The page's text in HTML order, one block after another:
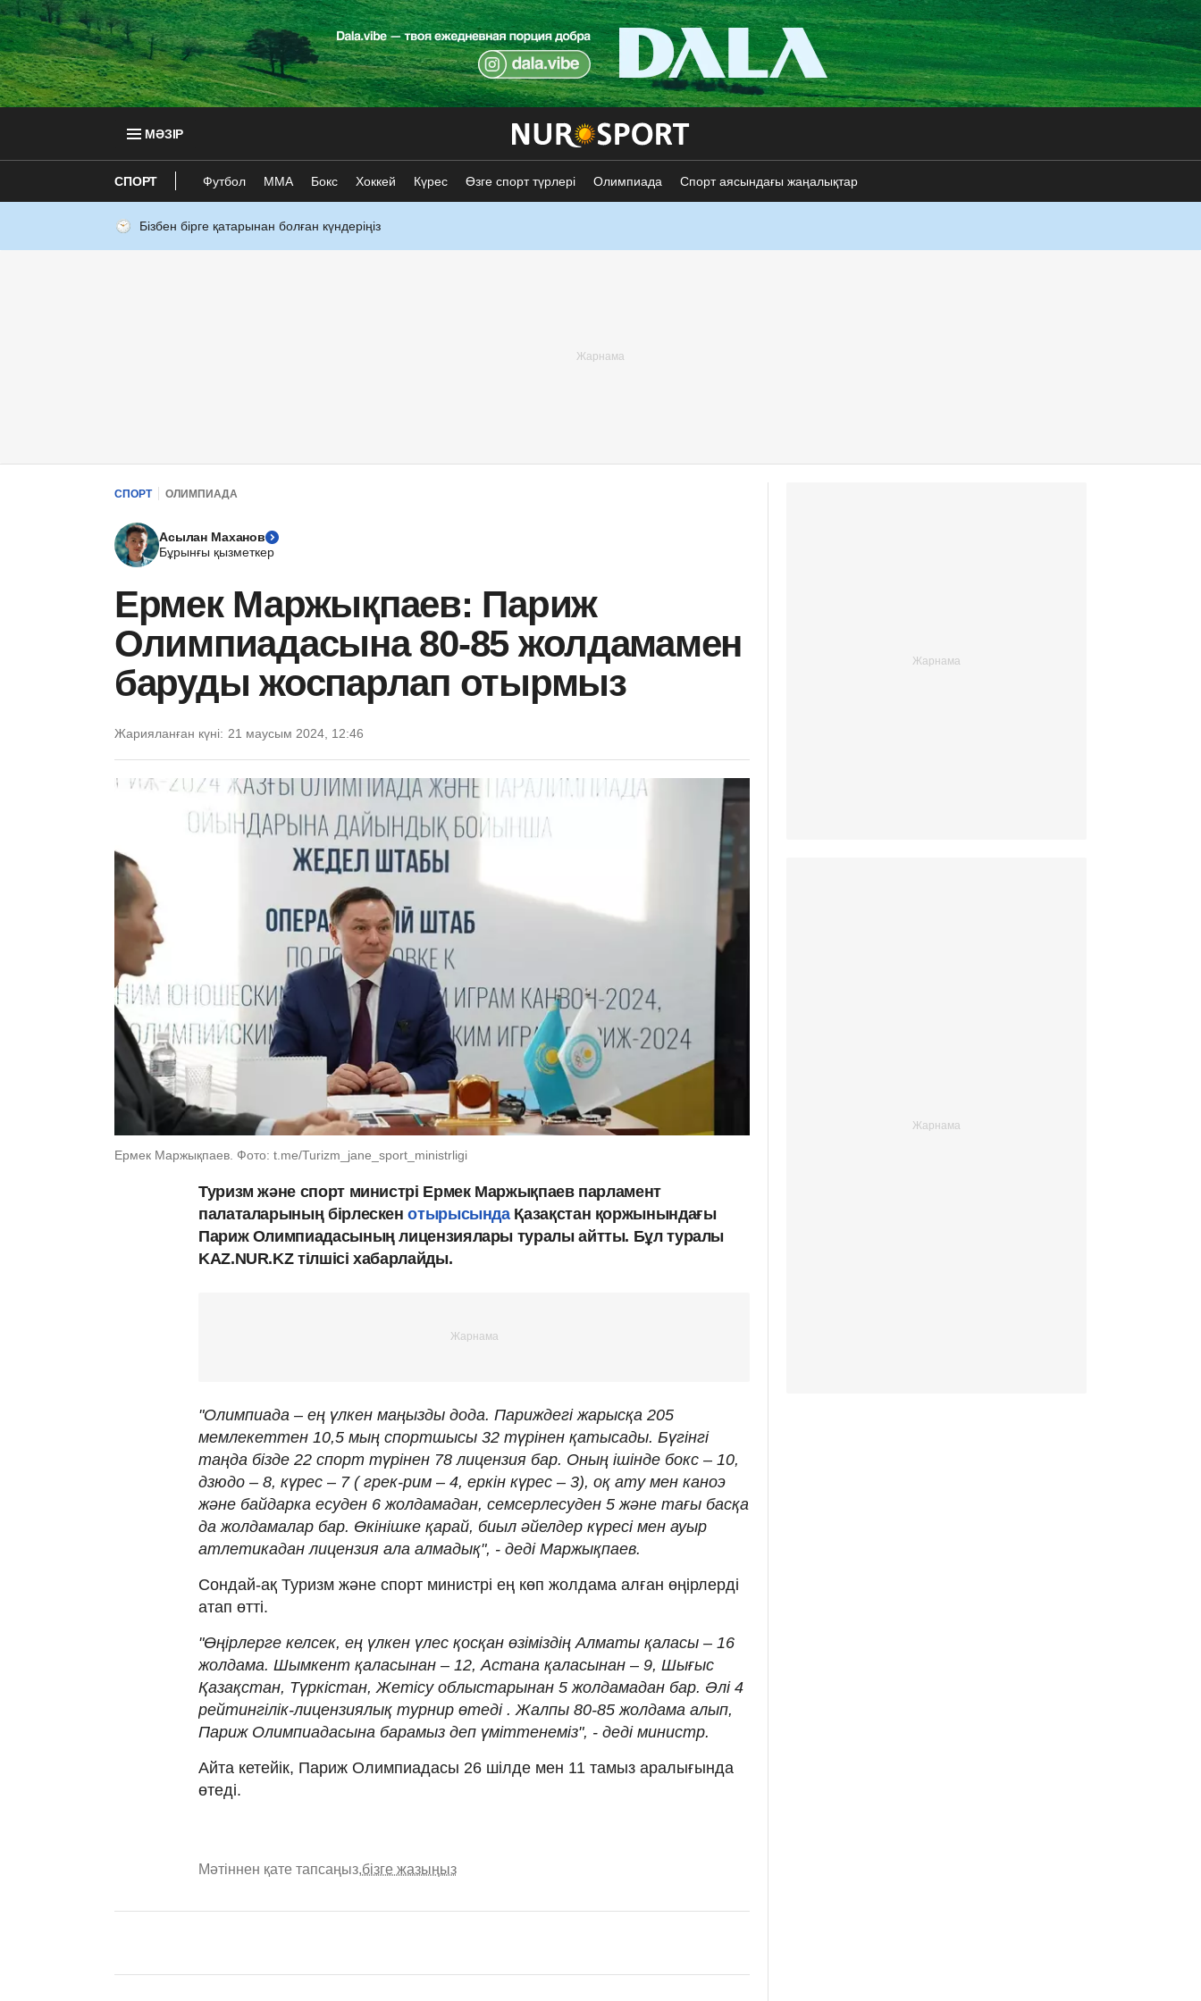
МӘЗІР
СПОРТ Футбол ММА Бокс Хоккей Күрес Өзге спорт түрлері Олимпиада Спорт аясындағы жаңалықтар
Бізбен бірге қатарынан болған күндеріңіз
СПОРТ ОЛИМПИАДА
Асылан Маханов
Бұрынғы қызметкер
Ермек Маржықпаев: Париж
Олимпиадасына 80-85 жолдамамен
баруды жоспарлап отырмыз
Жарияланған күні: 21 маусым 2024, 12:46
Ермек Маржықпаев. Фото: t.me/Turizm_jane_sport_ministrligi
Туризм және спорт министрі Ермек Маржықпаев парламент
палаталарының бірлескенотырысында Қазақстан қоржынындағы
Париж Олимпиадасының лицензиялары туралы айтты. Бұл туралы
KAZ.NUR.KZ тілшісі хабарлайды.
"Олимпиада – ең үлкен маңызды дода. Париждегі жарысқа 205
мемлекеттен 10,5 мың спортшысы 32 түрінен қатысады. Бүгінгі
таңда бізде 22 спорт түрінен 78 лицензия бар. Оның ішінде бокс – 10,
дзюдо – 8, күрес – 7 ( грек-рим – 4, еркін күрес – 3), оқ ату мен каноэ
және байдарка есуден 6 жолдамадан, семсерлесуден 5 және тағы басқа
да жолдамалар бар. Өкінішке қарай, биыл әйелдер күресі мен ауыр
атлетикадан лицензия ала алмадық", - деді Маржықпаев.
Сондай-ақ Туризм және спорт министрі ең көп жолдама алған өңірлерді
атап өтті.
"Өңірлерге келсек, ең үлкен үлес қосқан өзіміздің Алматы қаласы – 16
жолдама. Шымкент қаласынан – 12, Астана қаласынан – 9, Шығыс
Қазақстан, Түркістан, Жетісу облыстарынан 5 жолдамадан бар. Әлі 4
рейтингілік-лицензиялық турнир өтеді . Жалпы 80-85 жолдама алып,
Париж Олимпиадасына барамыз деп үміттенеміз", - деді министр.
Айта кетейік, Париж Олимпиадасы 26 шілде мен 11 тамыз аралығында
өтеді.
Мәтіннен қате тапсаңыз,бізге жазыңыз